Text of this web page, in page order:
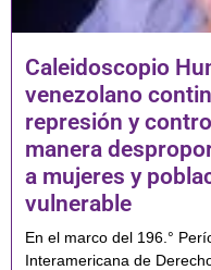
Caleidoscopio
venezolano
represión y
manera
a mujeres y
vulnerable
En el marco del 196.°
Interamericana de